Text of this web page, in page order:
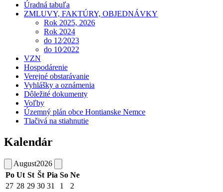
Úradná tabuľa
ZMLUVY, FAKTÚRY, OBJEDNÁVKY
Rok 2025, 2026
Rok 2024
do 12⁄2023
do 10⁄2022
VZN
Hospodárenie
Verejné obstarávanie
Vyhlášky a oznámenia
Dôležité dokumenty
Voľby
Územný plán obce Hontianske Nemce
Tlačivá na stiahnutie
Kalendár
August2026
Po Ut St Št Pia So Ne
27 28 29 30 31 1
2